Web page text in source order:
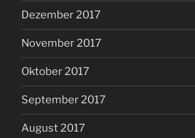
Dezember 2017
November 2017
Oktober 2017
September 2017
August 2017